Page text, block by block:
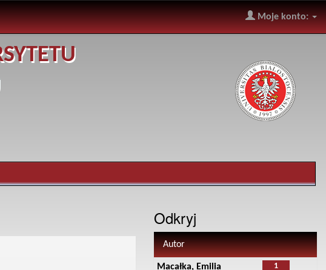
Moje konto:
Odkryj
Autor
1
Macałka, Emilia